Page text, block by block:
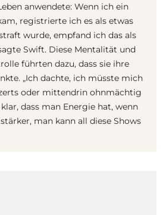
anwendete: Wenn ich ein
registrierte ich es als etwas
wurde, empfand ich das als
Swift. Diese Mentalität und
führten dazu, dass sie ihre
„Ich dachte, ich müsste mich
oder mittendrin ohnmächtig
dass man Energie hat, wenn
man kann all diese Shows